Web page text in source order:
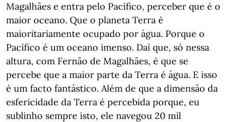
Magalhães e entra pelo Pacífico, perceber que é o
maior oceano. Que o planeta Terra é
maioritariamente ocupado por água. Porque o
Pacífico é um oceano imenso. Daí que, só nessa
altura, com Fernão de Magalhães, é que se
percebe que a maior parte da Terra é água. E isso
é um facto fantástico. Além de que a dimensão da
esfericidade da Terra é percebida porque, eu
sublinho sempre isto, ele navegou 20 mil